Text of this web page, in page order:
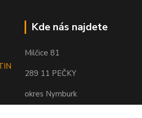
Kde nás najdete
Milčice 81
289 11 PEČKY
okres Nymburk